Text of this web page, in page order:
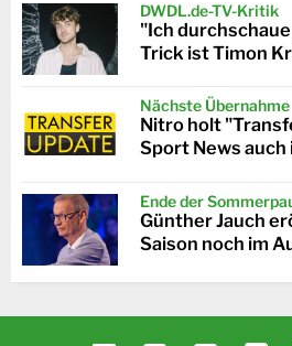
DWDL.de-TV-Kritik
"Ich
Trick ist Timon
Nächste Übernahme
Nitro holt
Sport News auch
Ende der
Günther Jauch
Saison noch im